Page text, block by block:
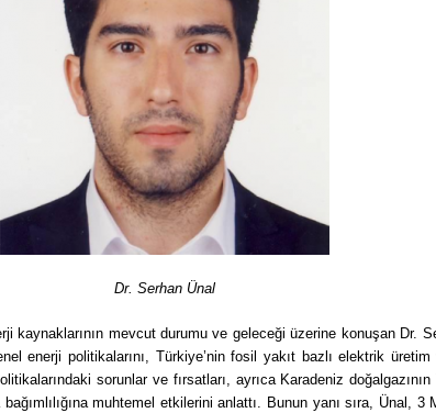
Dr. Serhan Ünal
kaynaklarının mevcut durumu ve geleceği üzerine konuşan Dr.
enerji politikalarını, Türkiye’nin fosil yakıt bazlı elektrik
sorunlar ve fırsatları, ayrıca Karadeniz doğalgazının
muhtemel etkilerini anlattı. Bunun yanı sıra, Ünal, 3